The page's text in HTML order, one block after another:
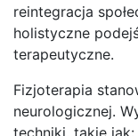
reintegracja
holistyczne
terapeutyczne.
Fizjoterapia
neurologicznej.
techniki, takie jak: